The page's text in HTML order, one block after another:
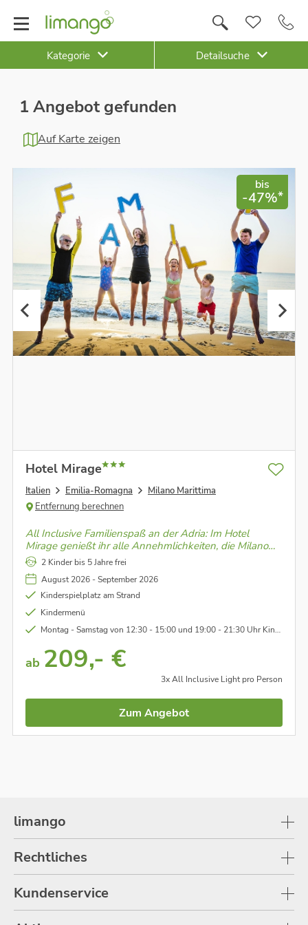
Kategorie Detailsuche
1 Angebot gefunden
Auf Karte zeigen
bis
-47%*
Hotel Mirage
Italien Emilia-Romagna
Milano Marittima
Entfernung berechnen
All Inclusive Familienspaß an der Adria: Im Hotel
Mirage genießt ihr alle Annehmlichkeiten, die Milano
Marittima zu bieten hat, direkt vor der Haustür.
2 Kinder bis 5 Jahre frei
August 2026 - September 2026
Kinderspielplatz am Strand
Kindermenü
Montag - Samstag von 12:30 - 15:00 und 19:00 - 21:30 Uhr Kinderbetreuung im Miniclub
ab 209,- €
3x All Inclusive Light pro Person
Zum Angebot
limango
Rechtliches
Kundenservice